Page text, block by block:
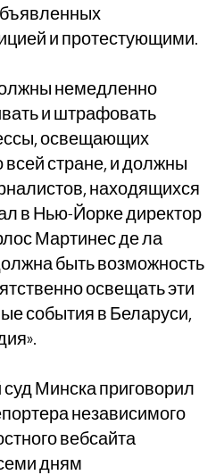
и протестующими.
немедленно
и штрафовать
освещающих
стране, и должны
находящихся
в Нью-Йорке директор
Мартинес де ла
быть возможность
освещать эти
события в Беларуси,
Минска приговорил
независимого
вебсайта
дням